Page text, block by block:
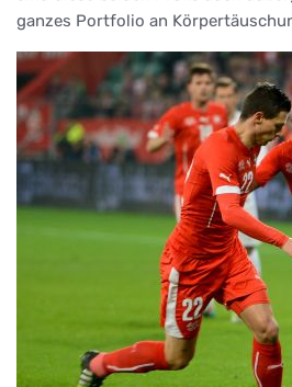
ganzes Portfolio an